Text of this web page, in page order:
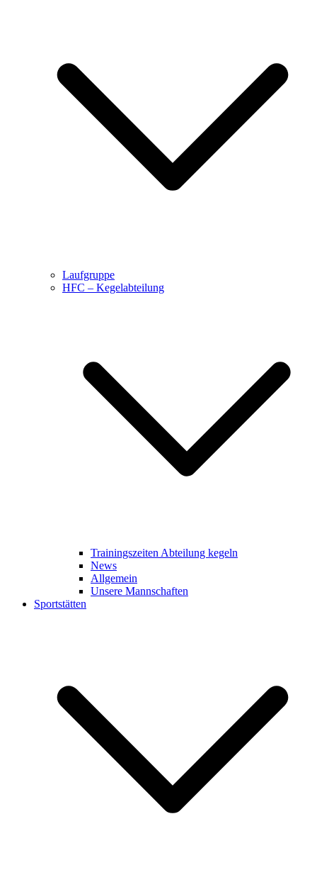
Laufgruppe
HFC – Kegelabteilung
Trainingszeiten Abteilung kegeln
News
Allgemein
Unsere Mannschaften
Sportstätten